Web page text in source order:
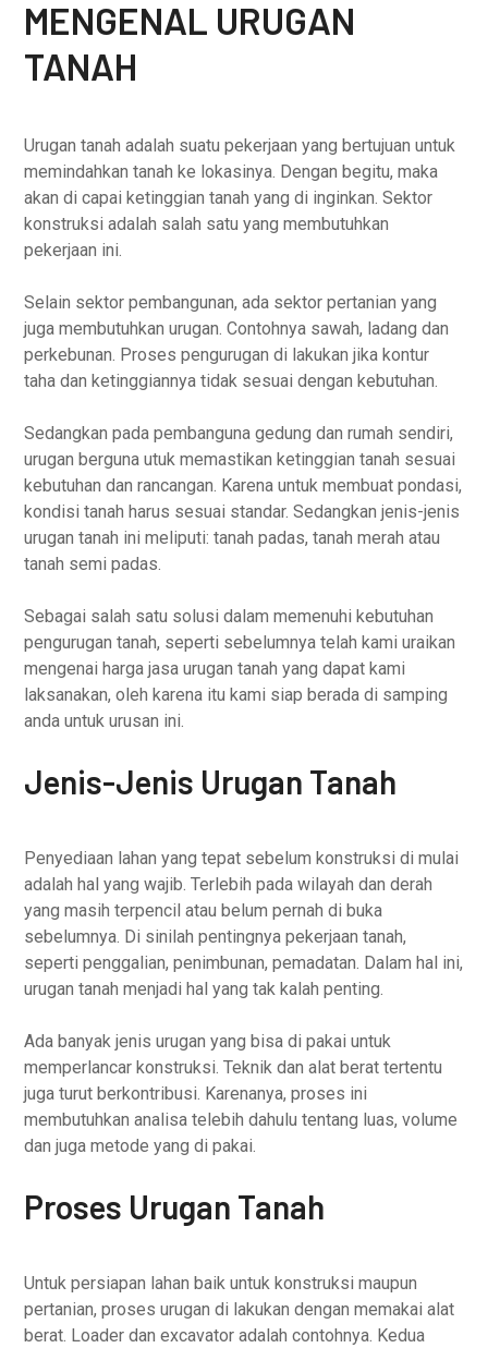
MENGENAL URUGAN
TANAH
Urugan tanah adalah suatu pekerjaan yang bertujuan untuk
memindahkan tanah ke lokasinya. Dengan begitu, maka
akan di capai ketinggian tanah yang di inginkan. Sektor
konstruksi adalah salah satu yang membutuhkan
pekerjaan ini.
Selain sektor pembangunan, ada sektor pertanian yang
juga membutuhkan urugan. Contohnya sawah, ladang dan
perkebunan. Proses pengurugan di lakukan jika kontur
taha dan ketinggiannya tidak sesuai dengan kebutuhan.
Sedangkan pada pembanguna gedung dan rumah sendiri,
urugan berguna utuk memastikan ketinggian tanah sesuai
kebutuhan dan rancangan. Karena untuk membuat pondasi,
kondisi tanah harus sesuai standar. Sedangkan jenis-jenis
urugan tanah ini meliputi: tanah padas, tanah merah atau
tanah semi padas.
Sebagai salah satu solusi dalam memenuhi kebutuhan
pengurugan tanah, seperti sebelumnya telah kami uraikan
mengenai harga jasa urugan tanah yang dapat kami
laksanakan, oleh karena itu kami siap berada di samping
anda untuk urusan ini.
Jenis-Jenis Urugan Tanah
Penyediaan lahan yang tepat sebelum konstruksi di mulai
adalah hal yang wajib. Terlebih pada wilayah dan derah
yang masih terpencil atau belum pernah di buka
sebelumnya. Di sinilah pentingnya pekerjaan tanah,
seperti penggalian, penimbunan, pemadatan. Dalam hal ini,
urugan tanah menjadi hal yang tak kalah penting.
Ada banyak jenis urugan yang bisa di pakai untuk
memperlancar konstruksi. Teknik dan alat berat tertentu
juga turut berkontribusi. Karenanya, proses ini
membutuhkan analisa telebih dahulu tentang luas, volume
dan juga metode yang di pakai.
Proses Urugan Tanah
Untuk persiapan lahan baik untuk konstruksi maupun
pertanian, proses urugan di lakukan dengan memakai alat
berat. Loader dan excavator adalah contohnya. Kedua